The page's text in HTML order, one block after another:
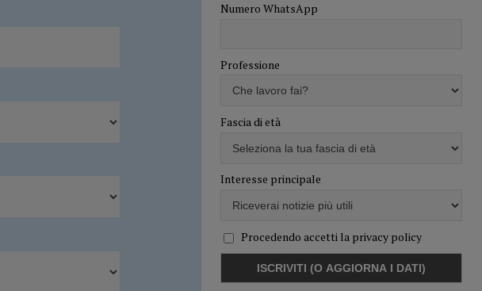
Numero WhatsApp
Professione
Fascia di età
Interesse principale
Procedendo accetti la privacy policy